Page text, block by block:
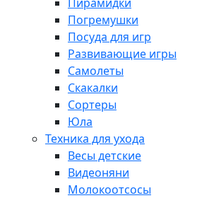
Погремушки
Посуда для игр
Развивающие игры
Самолеты
Скакалки
Сортеры
Юла
Техника для ухода
Весы детские
Видеоняни
Молокоотсосы